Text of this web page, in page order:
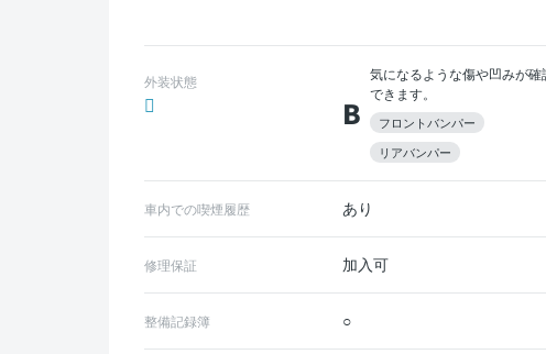
外装状態
B
気になるような傷や凹みが確
できます。
フロントバンパー
リアバンパー
車内での喫煙履歴 あり
修理保証 加入可
整備記録簿 ○